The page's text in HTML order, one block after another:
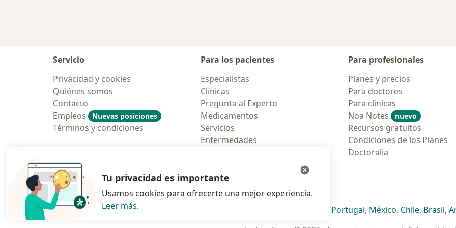
Servicio
Privacidad y cookies
Quiénes somos
Contacto
Empleos
Nuevas posiciones
Términos y condiciones
Para los pacientes
Especialistas
Clínicas
Pregunta al Experto
Medicamentos
Servicios
Enfermedades
Para profesionales
Planes y precios
Para doctores
Para clinicas
Noa Notes
nuevo
Recursos gratuitos
Condiciones de los Planes
Doctoralia
Polska se abre en una nueva pestaña
se abre en una nueva pestaña
se abre en una nueva pestaña
se abre en una nueva pestaña
Portugalse abre en una nueva
, Méxicose abre en una
, Chilese abre
, Brasilse
,
Tu privacidad es importante
Usamos cookies para ofrecerte una mejor experiencia.
Leer más.